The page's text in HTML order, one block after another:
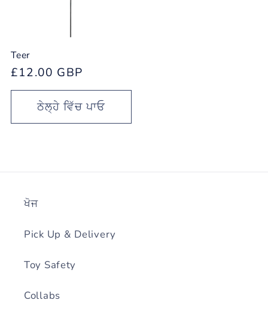
Teer
ਨਿਯਮਤ
ਕੀਮਤ
£12.00 GBP
ਠੇਲ੍ਹੇ ਵਿੱਚ ਪਾਓ
ਖੋਜ
Pick Up & Delivery
Toy Safety
Collabs